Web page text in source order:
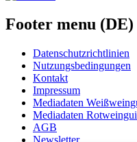
Footer menu (DE)
Datenschutzrichtlinien
Nutzungsbedingungen
Kontakt
Impressum
Mediadaten
Mediadaten
AGB